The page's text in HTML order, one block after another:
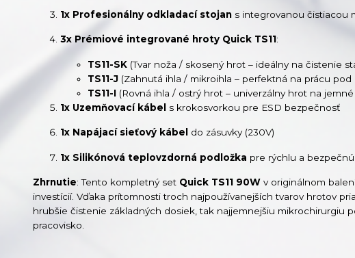
1x Profesionálny odkladací stojan s integrovanou čistiacou
3x Prémiové integrované hroty Quick TS11:
TS11-SK (Tvar noža / skosený hrot – ideálny na čistenie
TS11-J (Zahnutá ihla / mikroihla – perfektná na prácu
TS11-I (Rovná ihla / ostrý hrot – univerzálny hrot na
1x Uzemňovací kábel
s krokosvorkou pre ESD bezpečnosť
1x Napájací sieťový kábel do zásuvky (230V)
1x Silikónová teplovzdorná podložka pre rýchlu a
Zhrnutie: Tento kompletný set Quick TS11 90W v originálnom
investícií. Vďaka prítomnosti troch najpoužívanejších tvarov hrotov
hrubšie čistenie základných dosiek, tak najjemnejšiu mikrochirurgiu
pracovisko.